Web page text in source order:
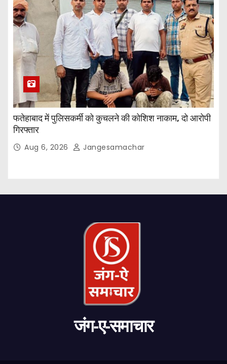
फतेहाबाद में पुलिसकर्मी को कुचलने की कोशिश नाकाम, दो आरोपी
गिरफ्तार
Aug 6, 2026 Jangesamachar
जंग-ए-समाचार